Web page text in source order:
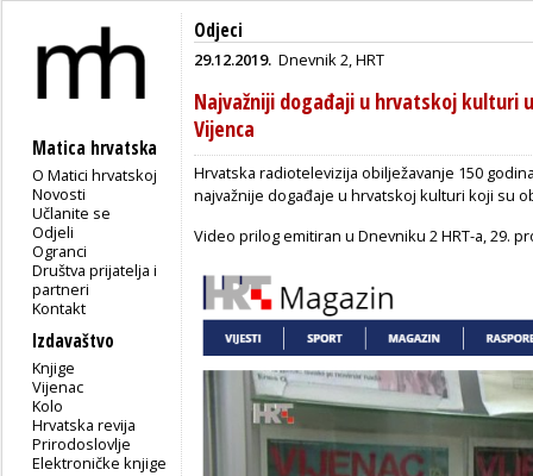
Matica hrvatska
O Matici hrvatskoj
Novosti
Učlanite se
Odjeli
Ogranci
Društva prijatelja i
partneri
Kontakt
Izdavaštvo
Knjige
Vijenac
Kolo
Hrvatska revija
Prirodoslovlje
Elektroničke knjige
Odjeci
29.12.2019. Dnevnik 2, HRT
Najvažniji događaji u hrvatskoj kulturi
Vijenca
Hrvatska radiotelevizija obilježavanje 150
najvažnije događaje u hrvatskoj kulturi koji su
Video prilog emitiran u Dnevniku 2 HRT-a, 29.